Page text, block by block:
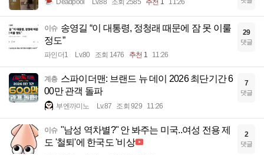
Deadpool Lv.88 조회 2585 추천 1 11:26
이슈 송영길 “이 대통령, 정청래 때문에 잠 못 이룰
정도”
파인더1 Lv.80 조회 1476 추천 1 11:26
29
댓글
계층 스파이더맨: 브랜드 뉴 데이 2026 최단기간 6
00만 관객 돌파
부엔까미노 Lv.87 조회 929 11:26
7
댓글
이슈 "남성 역차별?" 안 봐주는 미국..여성 전용 제
도 '철퇴'에 한국도 '비상
2
댓글